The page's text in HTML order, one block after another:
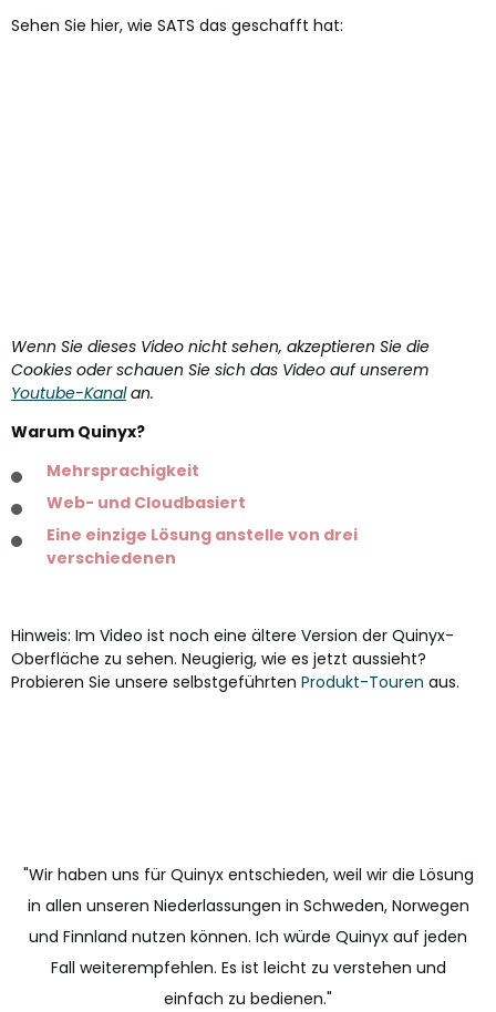
Sehen Sie hier, wie SATS das geschafft hat:
Wenn Sie dieses Video nicht sehen, akzeptieren Sie die
Cookies oder schauen Sie sich das Video auf unserem
Youtube-Kanalan.
Warum Quinyx?
Mehrsprachigkeit
Web- und Cloudbasiert
Eine einzige Lösung anstelle von drei
verschiedenen
Hinweis: Im Video ist noch eine ältere Version der Quinyx-
Oberfläche zu sehen. Neugierig, wie es jetzt aussieht?
Probieren Sie unsere selbstgeführten Produkt-Touren aus.
"Wir haben uns für Quinyx entschieden, weil wir die Lösung
in allen unseren Niederlassungen in Schweden, Norwegen
und Finnland nutzen können. Ich würde Quinyx auf jeden
Fall weiterempfehlen. Es ist leicht zu verstehen und
einfach zu bedienen."